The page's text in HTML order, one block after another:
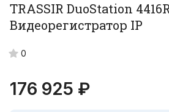
TRASSIR DuoStation
Видеорегистратор IP
0
176 925 ₽